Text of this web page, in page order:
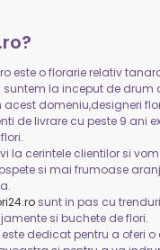
este o florarie relativ
la inceput de drum
domeniu,designeri
de livrare cu peste 9 ani
la cerintele clientilor si
si mai frumoase
sunt in pas cu
si buchete de flori.
dedicat pentru a oferi